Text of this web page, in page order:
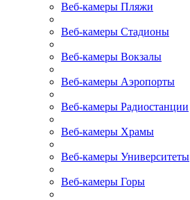
Веб-камеры Пляжи
Веб-камеры Стадионы
Веб-камеры Вокзалы
Веб-камеры Аэропорты
Веб-камеры Радиостанции
Веб-камеры Храмы
Веб-камеры Университеты
Веб-камеры Горы